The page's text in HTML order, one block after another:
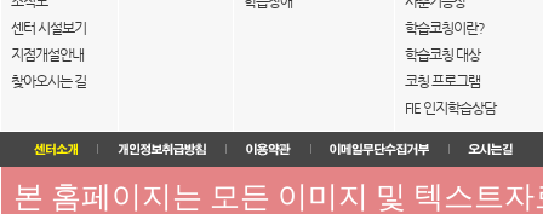
센터 시설보기
지점개설안내
찾아오시는 길
학습코칭이란?
학습코칭 대상
코칭 프로그램
FIE 인지학습상담
본 홈페이지는 모든 이미지 및 텍스트